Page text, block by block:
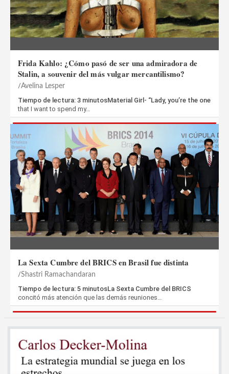
Frida Kahlo: ¿Cómo pasó de ser una admiradora de
Stalin, a souvenir del más vulgar mercantilismo?
Avelina Lesper
Tiempo de lectura: 3 minutosMaterial Girl- “Lady, you’re the one
that I want to spend my…
La Sexta Cumbre del BRICS en Brasil fue distinta
Shastri Ramachandaran
Tiempo de lectura: 5 minutosLa Sexta Cumbre del BRICS
concitó más atención que las demás reuniones…